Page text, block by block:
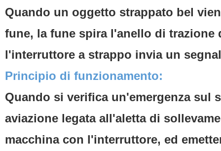
Quando un oggetto strappato bel
fune, la fune spira l'anello di
l'interruttore a strappo invia un
Principio di funzionamento:
Quando si verifica un'emergenza sul
aviazione legata all'aletta di
macchina con l'interruttore, ed